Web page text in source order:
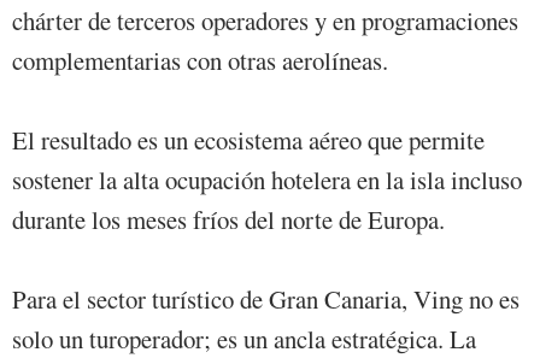
chárter de terceros operadores y en programaciones
complementarias con otras aerolíneas.
El resultado es un ecosistema aéreo que permite
sostener la alta ocupación hotelera en la isla incluso
durante los meses fríos del norte de Europa.
Para el sector turístico de Gran Canaria, Ving no es
solo un turoperador; es un ancla estratégica. La